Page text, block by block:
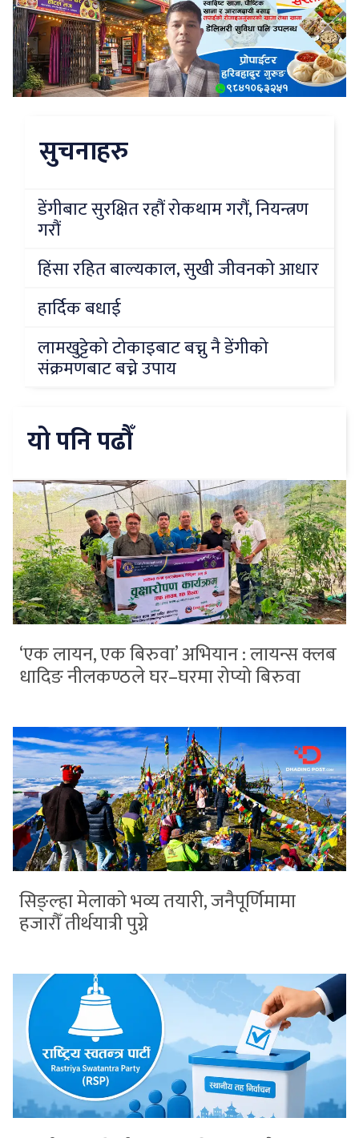
सुचनाहरु
डेंगीबाट सुरक्षित रहौं रोकथाम गरौं, नियन्त्रण
गरौं
हिंसा रहित बाल्यकाल, सुखी जीवनको आधार
हार्दिक बधाई
लामखुट्टेको टोकाइबाट बच्नु नै डेंगीको
संक्रमणबाट बच्ने उपाय
यो पनि पढौँ
‘एक लायन, एक बिरुवा’ अभियान : लायन्स क्लब
धादिङ नीलकण्ठले घर–घरमा रोप्यो बिरुवा
सिङ्ल्हा मेलाको भव्य तयारी, जनैपूर्णिमामा
हजारौँ तीर्थयात्री पुग्ने